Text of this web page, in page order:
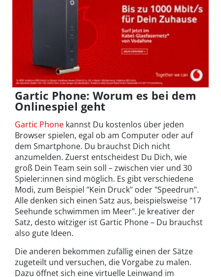
Gartic Phone: Worum es bei dem
Onlinespiel geht
Gartic Phone kannst Du kostenlos über jeden
Browser spielen, egal ob am Computer oder auf
dem Smartphone. Du brauchst Dich nicht
anzumelden. Zuerst entscheidest Du Dich, wie
groß Dein Team sein soll – zwischen vier und 30
Spieler:innen sind möglich. Es gibt verschiedene
Modi, zum Beispiel "Kein Druck" oder "Speedrun".
Alle denken sich einen Satz aus, beispielsweise "17
Seehunde schwimmen im Meer". Je kreativer der
Satz, desto witziger ist Gartic Phone – Du brauchst
also gute Ideen.
Die anderen bekommen zufällig einen der Sätze
zugeteilt und versuchen, die Vorgabe zu malen.
Dazu öffnet sich eine virtuelle Leinwand im